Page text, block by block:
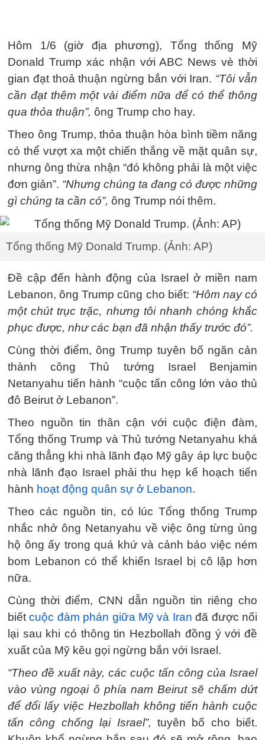
Hôm 1/6 (giờ địa phương), Tổng thống Mỹ
Donald Trump xác nhận với ABC News vè thời
gian đạt thoả thuận ngừng bắn với Iran. “Tôi vẫn
cần đạt thêm một vài điểm nữa để có thể thông
qua thỏa thuận”, ông Trump cho hay.
Theo ông Trump, thỏa thuận hòa bình tiềm năng
có thể vượt xa một chiến thắng về mặt quân sự,
nhưng ông thừa nhận “đó không phải là một việc
đơn giản”. “Nhưng chúng ta đang có được những
gì chúng ta cần có”, ông Trump nói thêm.
Tổng thống Mỹ Donald Trump. (Ảnh: AP)
Đề cập đến hành động của Israel ở miền nam
Lebanon, ông Trump cũng cho biết: “Hôm nay có
một chút trục trặc, nhưng tôi nhanh chóng khắc
phục được, như các bạn đã nhận thấy trước đó”.
Cùng thời điểm, ông Trump tuyên bố ngăn cản
thành công Thủ tướng Israel Benjamin
Netanyahu tiến hành “cuộc tấn công lớn vào thủ
đô Beirut ở Lebanon”.
Theo nguồn tin thân cận với cuộc điện đàm,
Tổng thống Trump và Thủ tướng Netanyahu khá
căng thẳng khi nhà lãnh đạo Mỹ gây áp lực buộc
nhà lãnh đạo Israel phải thu hẹp kế hoạch tiến
hành hoạt động quân sự ở Lebanon.
Theo các nguồn tin, có lúc Tổng thống Trump
nhắc nhở ông Netanyahu về việc ông từng ủng
hộ ông ấy trong quá khứ và cảnh báo việc ném
bom Lebanon có thể khiến Israel bị cô lập hơn
nữa.
Cùng thời điểm, CNN dẫn nguồn tin riêng cho
biếtcuộc đàm phán giữa Mỹ và Iran đã được nối
lại sau khi có thông tin Hezbollah đồng ý với đề
xuất của Mỹ kêu gọi ngừng bắn với Israel.
“Theo đề xuất này, các cuộc tấn công của Israel
vào vùng ngoại ô phía nam Beirut sẽ chấm dứt
để đổi lấy việc Hezbollah không tiến hành cuộc
tấn công chống lại Israel”, tuyên bố cho biết.